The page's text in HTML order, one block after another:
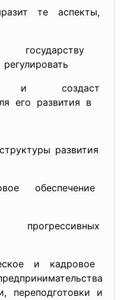
те аспекты,
государству
и создаст
его развития в
развития
обеспечение
и кадровое
переподготовки и